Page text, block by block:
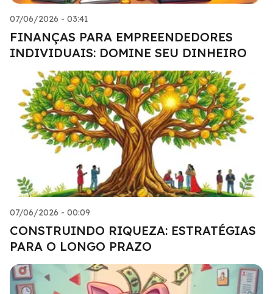
07/06/2026 - 03:41
FINANÇAS PARA EMPREENDEDORES
INDIVIDUAIS: DOMINE SEU DINHEIRO
07/06/2026 - 00:09
CONSTRUINDO RIQUEZA: ESTRATÉGIAS
PARA O LONGO PRAZO